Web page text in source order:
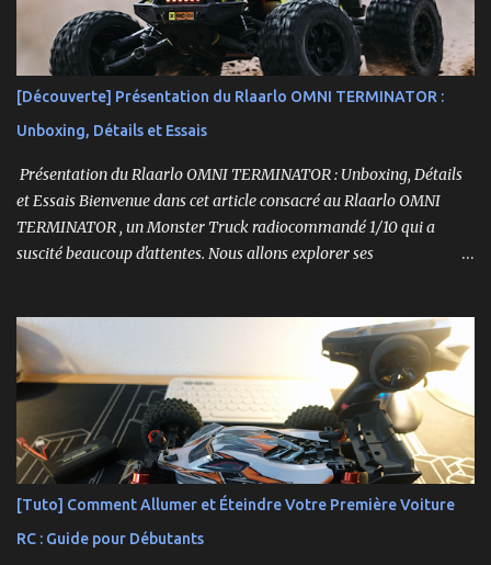
[Découverte] Présentation du Rlaarlo OMNI TERMINATOR :
Unboxing, Détails et Essais
Présentation du Rlaarlo OMNI TERMINATOR : Unboxing, Détails
et Essais Bienvenue dans cet article consacré au Rlaarlo OMNI
TERMINATOR , un Monster Truck radiocommandé 1/10 qui a
suscité beaucoup d'attentes. Nous allons explorer ses
distingue par son prix attractif et ses fonctionnalités intéressantes,
et nous allons examiner tout cela en profondeur. ----------------
------------------------- Lien affilié Aliexpress 👉​
https://s.click.aliexpress.com/e/_c3IM84VZ -- -------------------
----------------------
[Tuto] Comment Allumer et Éteindre Votre Première Voiture
RC : Guide pour Débutants